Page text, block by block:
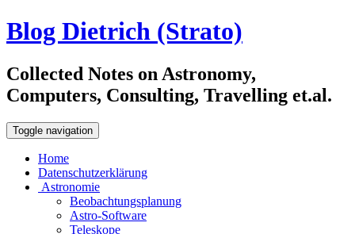
Blog Dietrich (Strato)
Collected Notes on Astronomy,
Computers, Consulting, Travelling et.al.
Toggle navigation
Home
Datenschutzerklärung
Astronomie
Beobachtungsplanung
Astro-Software
Teleskope